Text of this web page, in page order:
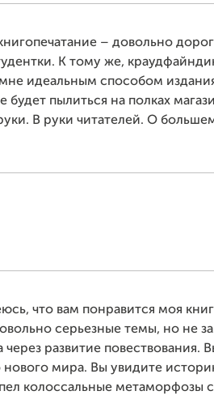
– довольно
К тому же,
идеальным способом
будет пылиться на полках
В руки читателей. О
что вам понравится моя
серьезные темы, но не
развитие повествования.
мира. Вы увидите
колоссальные метаморфозы